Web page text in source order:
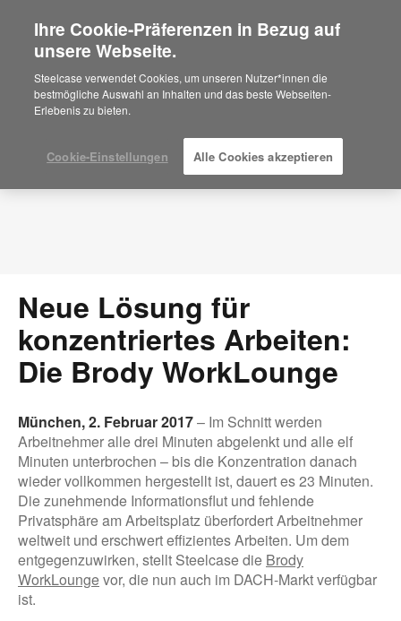
Are you in United States?
Would you like to see Products we sell in
your region?
Americas
Español
Press Releases
Neue Lösung für
konzentriertes Arbeiten:
Die Brody WorkLounge
München, 2. Februar 2017– Im Schnitt werden
Arbeitnehmer alle drei Minuten abgelenkt und alle elf
Minuten unterbrochen – bis die Konzentration danach
wieder vollkommen hergestellt ist, dauert es 23 Minuten.
Die zunehmende Informationsflut und fehlende
Privatsphäre am Arbeitsplatz überfordert Arbeitnehmer
weltweit und erschwert effizientes Arbeiten. Um dem
entgegenzuwirken, stellt Steelcase die Brody
WorkLoungevor, die nun auch im DACH-Markt verfügbar
ist.
Ihre Cookie-Präferenzen in Bezug auf
unsere Webseite.
Steelcase verwendet Cookies, um unseren Nutzer*innen die
bestmögliche Auswahl an Inhalten und das beste Webseiten-
Erlebenis zu bieten.
Cookie-Einstellungen Alle Cookies akzeptieren